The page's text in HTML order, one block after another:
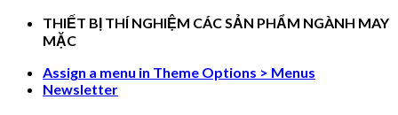
Skip
THIẾT BỊ THÍ NGHIỆM CÁC SẢN PHẨM NGÀNH MAY
MẶC
Assign a menu in Theme Options > Menus
Newsletter